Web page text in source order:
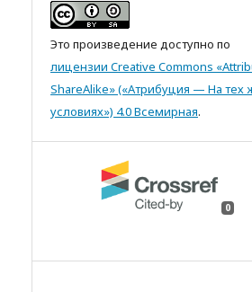
Это произведение доступно по
лицензии Creative Commons
ShareAlike» («Атрибуция — На тех
условиях») 4.0 Всемирная.
0